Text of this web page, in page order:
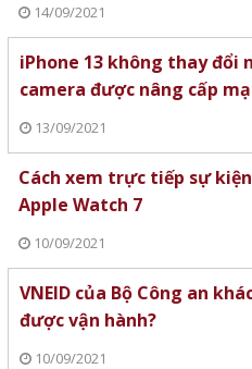
14/09/2021
iPhone 13 không thay đổi
camera được nâng cấp
13/09/2021
Cách xem trực tiếp sự
Apple Watch 7
10/09/2021
VNEID của Bộ Công an
được vận hành?
10/09/2021